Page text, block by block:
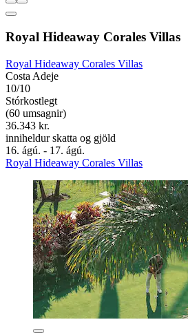
Royal Hideaway Corales Villas
Royal Hideaway Corales Villas
Costa Adeje
10/10
Stórkostlegt
(60 umsagnir)
36.343 kr.
inniheldur skatta og gjöld
16. ágú. - 17. ágú.
Royal Hideaway Corales Villas